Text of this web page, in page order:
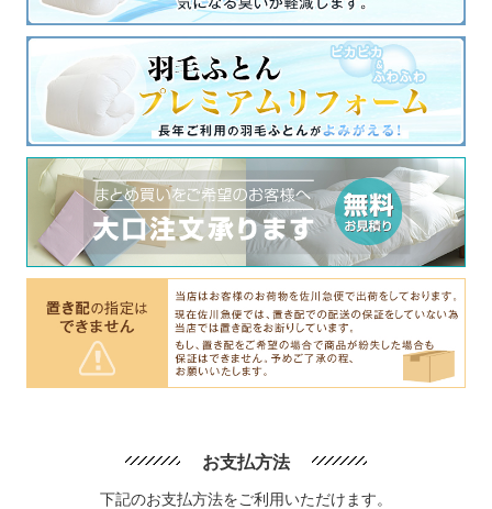
お支払方法
下記のお支払方法をご利用いただけます。